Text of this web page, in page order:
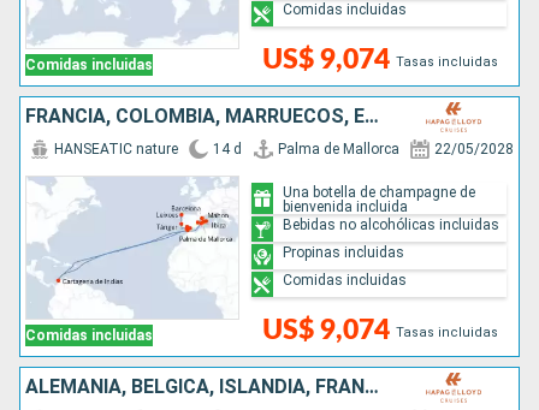
Comidas incluidas US$ 9,074 Tasas incluidas
Comidas incluidas
FRANCIA, COLOMBIA, MARRUECOS, ESPAÑA, PORTUGAL
Comidas incluidas
HANSEATIC nature 14 d Palma de Mallorca 22/05/2028
US$ 9,074 Tasas incluidas
Una botella de champagne de
bienvenida incluida
Bebidas no alcohólicas incluidas
Propinas incluidas
Comidas incluidas
ALEMANIA, BÉLGICA, ISLANDIA, FRANCIA, PORTUGAL, ESPAÑA